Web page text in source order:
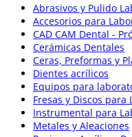
Abrasivos y Pulido
Accesorios para
CAD CAM Dental -
Cerámicas Dentales
Ceras, Preformas y
Dientes acrílicos
Equipos para
Fresas y Discos para
Instrumental para
Metales y Aleaciones